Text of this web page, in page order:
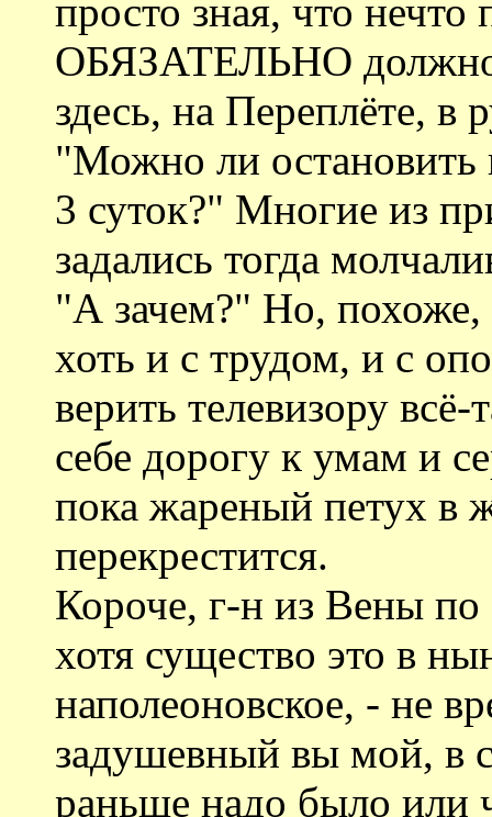
просто зная, что
ОБЯЗАТЕЛЬНО должно
здесь, на Переплёте, в
"Можно ли остановить
3 суток?" Многие из
задались тогда
"А зачем?" Но, похоже,
хоть и с трудом, и с
верить телевизору
себе дорогу к умам и
пока жареный петух в
перекрестится.
Короче, г-н из Вены
хотя существо это в
наполеоновское, - не
задушевный вы мой, в
раньше надо было или